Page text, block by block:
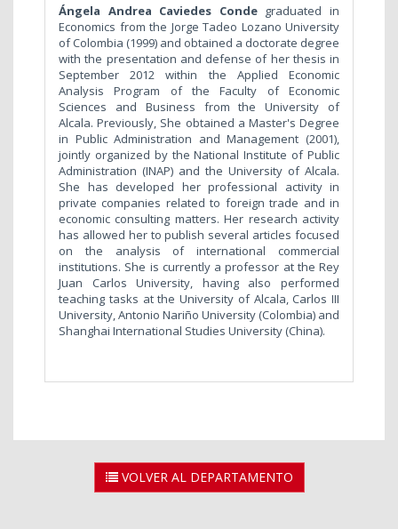
Ángela Andrea Caviedes Condegraduated in
Economics from the Jorge Tadeo Lozano University
of Colombia (1999) and obtained a doctorate degree
with the presentation and defense of her thesis in
September 2012 within the Applied Economic
Analysis Program of the Faculty of Economic
Sciences and Business from the University of
Alcala. Previously, She obtained a Master's Degree
in Public Administration and Management (2001),
jointly organized by the National Institute of Public
Administration (INAP) and the University of Alcala.
She has developed her professional activity in
private companies related to foreign trade and in
economic consulting matters. Her research activity
has allowed her to publish several articles focused
on the analysis of international commercial
institutions. She is currently a professor at the Rey
Juan Carlos University, having also performed
teaching tasks at the University of Alcala, Carlos III
University, Antonio Nariño University (Colombia) and
Shanghai International Studies University (China).
VOLVER AL DEPARTAMENTO